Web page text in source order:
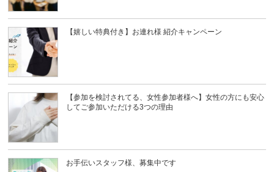
【嬉しい特典付き】お連れ様 紹介キャンペーン
【参加を検討されてる、女性参加者様へ】女性の方にも安心
してご参加いただける3つの理由
お手伝いスタッフ様、募集中です